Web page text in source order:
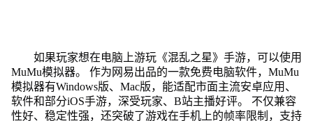
如果玩家想在电脑上游玩《混乱之星》手游，可以使用
MuMu模拟器。 作为网易出品的一款免费电脑软件，MuMu
模拟器有Windows版、Mac版，能适配市面主流安卓应用、
软件和部分iOS手游，深受玩家、B站主播好评。 不仅兼容
性好、稳定性强，还突破了游戏在手机上的帧率限制，支持